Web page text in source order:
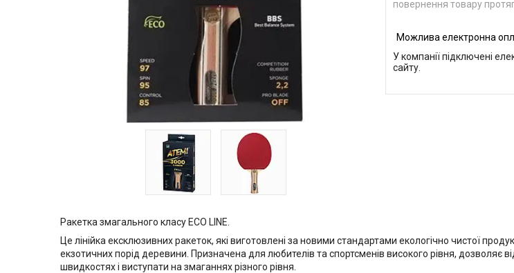
повернення товару
У компанії підключені
сайту.
Ракетка змагального класу ECO LINE.
Це лінійка ексклюзивних ракеток, які виготовлені за новими стандартами екологічно чистої
екзотичних порід деревини. Призначена для любителів та спортсменів високого рівня, дозволяє
швидкостях і виступати на змаганнях різного рівня.